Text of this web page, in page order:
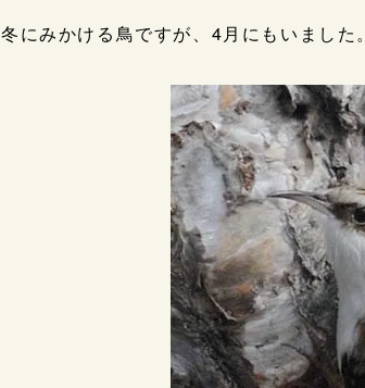
冬にみかける鳥ですが、4月にもいました。